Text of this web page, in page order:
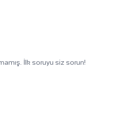
İlk soruyu siz sorun!